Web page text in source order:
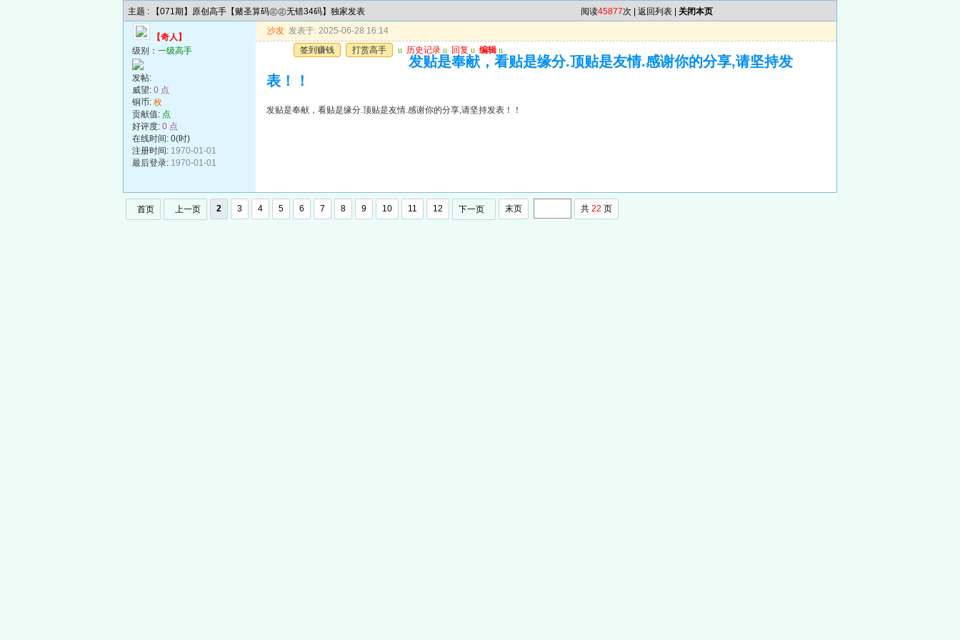
主题 : 【071期】原创高手【赌圣算码㊣㊣无错34码】独家发表 阅读45877次 | 返回列表 关闭本页
【奇人】
级别： 一级高手
发帖:
威望: 0 点
铜币: 枚
贡献值: 点
好评度: 0 点
在线时间: 0(时)
注册时间: 1970-01-01
最后登录: 1970-01-01
沙发 发表于: 2025-06-28 16:14
签到赚钱
打赏高手 u 历史记录 u 回复 u 编辑 u
发贴是奉献，看贴是缘分.顶贴是友情.感谢你的分享,请坚持发
表！！
发贴是奉献，看贴是缘分.顶贴是友情.感谢你的分享,请坚持发表！！
首页 上一页 2 3 4 5 6 7 8 9 10 11 12 下一页 末页 共 22 页